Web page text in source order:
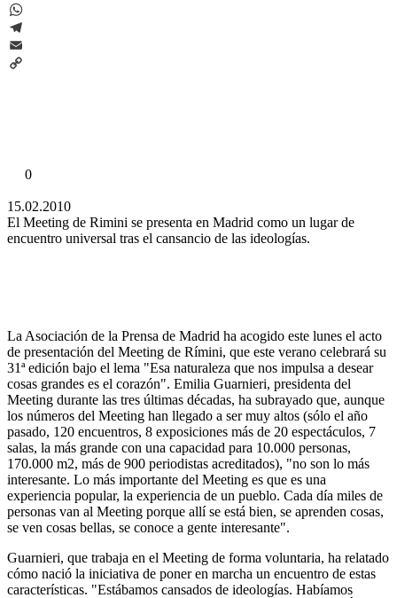
LinkedIn
WhatsApp
Telegram
Email
0
15.02.2010
El Meeting de Rimini se presenta en Madrid como un lugar de
encuentro universal tras el cansancio de las ideologías.
La Asociación de la Prensa de Madrid ha acogido este lunes el acto
de presentación del Meeting de Rímini, que este verano celebrará su
31ª edición bajo el lema "Esa naturaleza que nos impulsa a desear
cosas grandes es el corazón". Emilia Guarnieri, presidenta del
Meeting durante las tres últimas décadas, ha subrayado que, aunque
los números del Meeting han llegado a ser muy altos (sólo el año
pasado, 120 encuentros, 8 exposiciones más de 20 espectáculos, 7
salas, la más grande con una capacidad para 10.000 personas,
170.000 m2, más de 900 periodistas acreditados), "no son lo más
interesante. Lo más importante del Meeting es que es una
experiencia popular, la experiencia de un pueblo. Cada día miles de
personas van al Meeting porque allí se está bien, se aprenden cosas,
se ven cosas bellas, se conoce a gente interesante".
Guarnieri, que trabaja en el Meeting de forma voluntaria, ha relatado
cómo nació la iniciativa de poner en marcha un encuentro de estas
características. "Estábamos cansados de ideologías. Habíamos